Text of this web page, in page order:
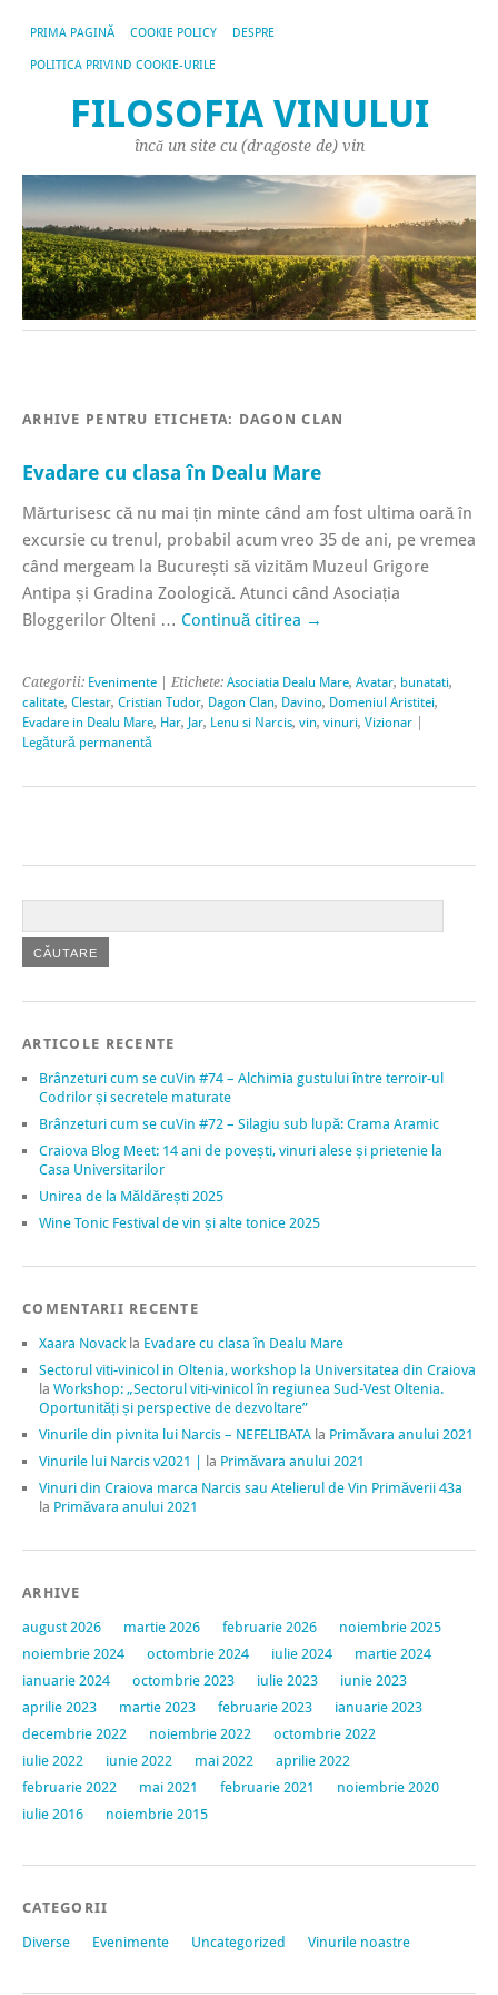
PRIMA PAGINĂ COOKIE POLICY DESPRE
POLITICA PRIVIND COOKIE-URILE
FILOSOFIA VINULUI
încă un site cu (dragoste de) vin
ARHIVE PENTRU ETICHETA: DAGON CLAN
Evadare cu clasa în Dealu Mare
Mărturisesc că nu mai țin minte când am fost ultima oară în
excursie cu trenul, probabil acum vreo 35 de ani, pe vremea
când mergeam la București să vizităm Muzeul Grigore
Antipa și Gradina Zoologică. Atunci când Asociația
Bloggerilor Olteni … Continuă citirea →
Categorii: Evenimente | Etichete: Asociatia Dealu Mare, Avatar, bunatati,
calitate, Clestar, Cristian Tudor, Dagon Clan, Davino, Domeniul Aristitei,
Evadare in Dealu Mare, Har, Jar, Lenu si Narcis, vin, vinuri, Vizionar
Legătură permanentă
ARTICOLE RECENTE
Brânzeturi cum se cuVin #74 – Alchimia gustului între terroir-ul
Codrilor și secretele maturate
Brânzeturi cum se cuVin #72 – Silagiu sub lupă: Crama Aramic
Craiova Blog Meet: 14 ani de povești, vinuri alese și prietenie la
Casa Universitarilor
Unirea de la Măldărești 2025
Wine Tonic Festival de vin și alte tonice 2025
COMENTARII RECENTE
Xaara Novack la Evadare cu clasa în Dealu Mare
Sectorul viti-vinicol in Oltenia, workshop la Universitatea din Craiova
la Workshop: „Sectorul viti-vinicol în regiunea Sud-Vest Oltenia.
Oportunități și perspective de dezvoltare”
Vinurile din pivnita lui Narcis – NEFELIBATA la Primăvara anului 2021
Vinurile lui Narcis v2021 | la Primăvara anului 2021
Vinuri din Craiova marca Narcis sau Atelierul de Vin Primăverii 43a
la Primăvara anului 2021
ARHIVE
august 2026 martie 2026 februarie 2026
noiembrie 2025
noiembrie 2024
octombrie 2024 iulie 2024
martie 2024
ianuarie 2024
octombrie 2023 iulie 2023
iunie 2023
aprilie 2023
martie 2023 februarie 2023
ianuarie 2023
decembrie 2022
noiembrie 2022
octombrie 2022
iulie 2022
iunie 2022 mai 2022
aprilie 2022
februarie 2022
mai 2021 februarie 2021
noiembrie 2020
iulie 2016
noiembrie 2015
CATEGORII
Diverse Evenimente Uncategorized Vinurile noastre